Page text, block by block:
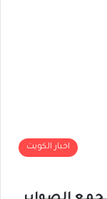
اخبار الكويت